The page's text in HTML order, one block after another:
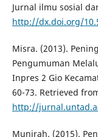
Jurnal ilmu sosial
http://dx.doi.org/
Misra. (2013).
Pengumuman
Inpres 2 Gio
60-73. Retrieved
http://
Munirah. (2015).